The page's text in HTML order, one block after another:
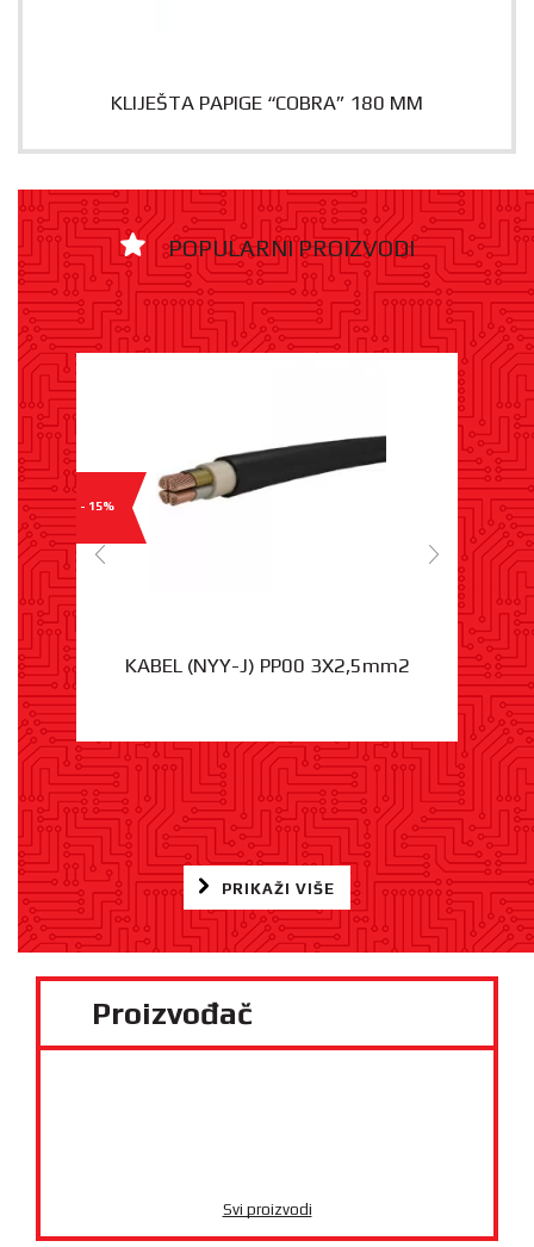
Proizvođač
Svi proizvodi
KLIJEŠTA PAPIGE “COBRA” 180 MM
POPULARNI PROIZVODI
- 15%
KABEL (NYY-J) PP00 3X2,5mm2
PRIKAŽI VIŠE